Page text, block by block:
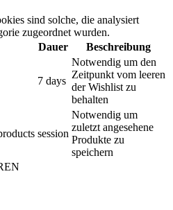
sind solche, die analysiert
zugeordnet wurden.
Dauer Beschreibung
7 days
Notwendig um den
Zeitpunkt vom leeren
der Wishlist zu
behalten
session
Notwendig um
zuletzt angesehene
Produkte zu
speichern